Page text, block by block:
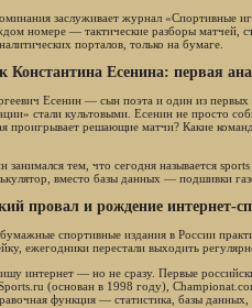
заслуживает журнал «Спортивные
номере — тактические разборы матчей,
порталов, только на бумаге.
Константина Есенина: первая
Есенин — сын поэта и один из
стали культовыми. Есенин не просто
проигрывает решающие матчи? Какие
занимался тем, что сегодня называется
вместо базы данных — подшивки
провал и рождение интернет-
спортивные издания в России
ежегодники перестали выходить
интернет — но не сразу. Первые
(основан в 1998 году),
функция — статистика, базы